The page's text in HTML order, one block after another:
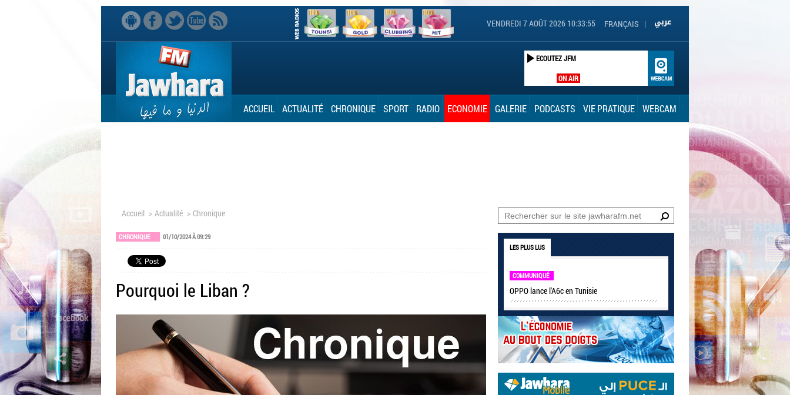
FRANÇAIS |
VENDREDI 7 AOÛT 2026 10:33:56
ON AIR
ECOUTEZ JFM
ACCUEIL ACTUALITÉ CHRONIQUE SPORT RADIO ECONOMIE GALERIE PODCASTS VIE PRATIQUE WEBCAM
Accueil > Actualité > Chronique
CHRONIQUE 01/10/2024 À 09:29
Pourquoi le Liban ?
LES PLUS LUS
COMMUNIQUÉ
OPPO lance l'A6c en Tunisie